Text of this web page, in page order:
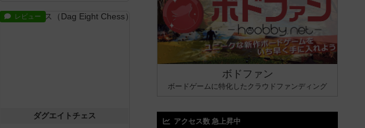
レビュー
ダグエイトチェス
ボドファン
ボードゲームに特化したクラウドファンディング
アクセス数 急上昇中